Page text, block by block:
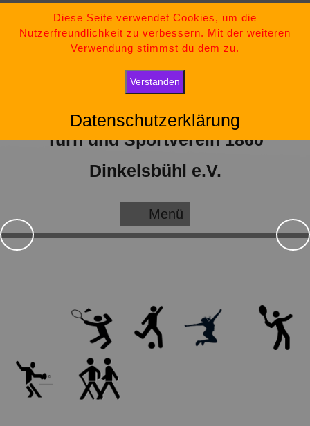
Inhalt
09851-554730
tsv-dinkelsbuehl@t-online.de
„Bleib stark, bleib positiv und gib niemals auf.“
Turn und Sportverein 1860
Dinkelsbühl e.V.
Menü
Zurück
Diese Seite verwendet Cookies, um die
Nutzerfreundlichkeit zu verbessern. Mit der weiteren
Verwendung stimmst du dem zu.
Verstanden
Datenschutzerklärung